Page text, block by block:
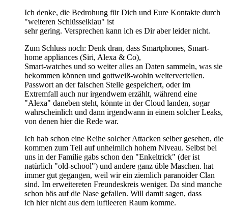
Ich denke, die Bedrohung für Dich und Eure Kontakte durch
"weiteren Schlüsselklau" ist
sehr gering. Versprechen kann ich es Dir aber leider nicht.
Zum Schluss noch: Denk dran, dass Smartphones, Smart-
home appliances (Siri, Alexa & Co),
Smart-watches und so weiter alles an Daten sammeln, was sie
bekommen können und gottweiß-wohin weiterverteilen.
Passwort an der falschen Stelle gespeichert, oder im
Extremfall auch nur irgendwem erzählt, während eine
"Alexa" daneben steht, könnte in der Cloud landen, sogar
wahrscheinlich und dann irgendwann in einem solcher Leaks,
von denen hier die Rede war.
Ich hab schon eine Reihe solcher Attacken selber gesehen, die
kommen zum Teil auf unheimlich hohem Niveau. Selbst bei
uns in der Familie gabs schon den "Enkeltrick" (der ist
natürlich "old-school") und andere ganz üble Maschen. hat
immer gut gegangen, weil wir ein ziemlich paranoider Clan
sind. Im erweitereten Freundeskreis weniger. Da sind manche
schon bös auf die Nase gefallen. Will damit sagen, dass
ich hier nicht aus dem luftleeren Raum komme.